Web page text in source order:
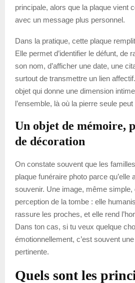
principale, alors que la plaque vient
avec un message plus personnel.
Dans la pratique, cette plaque
Elle permet d’identifier le défunt, de
son nom, d’afficher une date, une
surtout de transmettre un lien
objet qui donne une dimension
l’ensemble, là où la pierre seule
Un objet de mémoire,
de décoration
On constate souvent que les
plaque funéraire photo parce qu’elle
souvenir. Une image, même simple,
perception de la tombe : elle
rassure les proches, et elle rend
Dans ton cas, si tu veux quelque
émotionnellement, c’est souvent
pertinente.
Quels sont les